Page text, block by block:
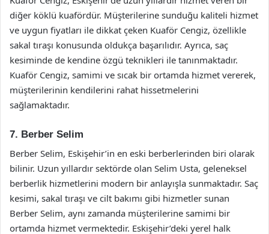
diğer köklü kuafördür. Müşterilerine sunduğu kaliteli hizmet
ve uygun fiyatları ile dikkat çeken Kuaför Cengiz, özellikle
sakal tıraşı konusunda oldukça başarılıdır. Ayrıca, saç
kesiminde de kendine özgü teknikleri ile tanınmaktadır.
Kuaför Cengiz, samimi ve sıcak bir ortamda hizmet vererek,
müşterilerinin kendilerini rahat hissetmelerini
sağlamaktadır.
7. Berber Selim
Berber Selim, Eskişehir’in en eski berberlerinden biri olarak
bilinir. Uzun yıllardır sektörde olan Selim Usta, geleneksel
berberlik hizmetlerini modern bir anlayışla sunmaktadır. Saç
kesimi, sakal tıraşı ve cilt bakımı gibi hizmetler sunan
Berber Selim, aynı zamanda müşterilerine samimi bir
ortamda hizmet vermektedir. Eskişehir’deki yerel halk